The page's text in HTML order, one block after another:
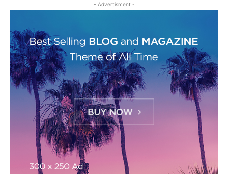
- Advertisment -